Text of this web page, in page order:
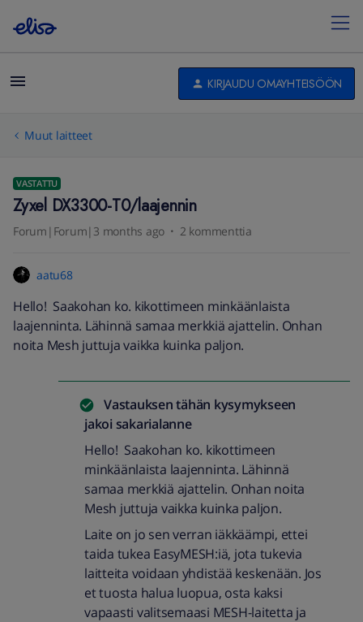
KIRJAUDU OMAYHTEISÖÖN
Muut laitteet
VASTATTU
Zyxel DX3300-T0/laajennin
Forum|Forum|3 months ago 2 kommenttia
aatu68
Hello! Saakohan ko. kikottimeen minkäänlaista
laajenninta. Lähinnä samaa merkkiä ajattelin. Onhan
noita Mesh juttuja vaikka kuinka paljon.
Vastauksen tähän kysymykseen
jakoi sakarialanne
Hello! Saakohan ko. kikottimeen
minkäänlaista laajenninta. Lähinnä
samaa merkkiä ajattelin. Onhan noita
Mesh juttuja vaikka kuinka paljon.
Laite on jo sen verran iäkkäämpi, ettei
taida tukea EasyMESH:iä, jota tukevia
laitteita voidaan yhdistää keskenään. Jos
et tuosta halua luopua, osta kaksi
vapaasti valitsemaasi MESH-laitetta ja